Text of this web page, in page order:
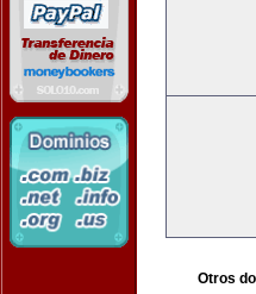
Otros